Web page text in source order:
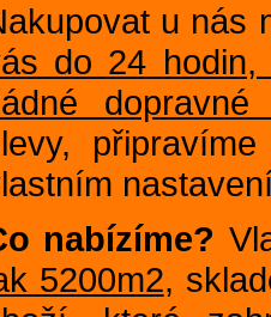
u nás
do 24 hodin,
nabízíme?
5200m2,